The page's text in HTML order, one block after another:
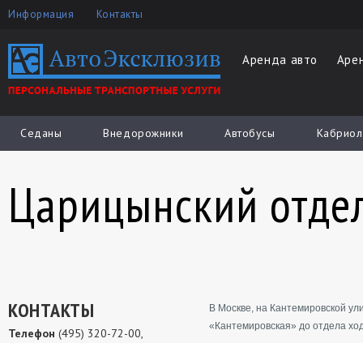
Информация Контакты
Аренда авто
Седаны Внедорожники Автобусы
Царицынский
КОНТАКТЫ
Телефон (495) 320-72-00,
В Москве, на Кантемировской
«Кантемировская» до отдела